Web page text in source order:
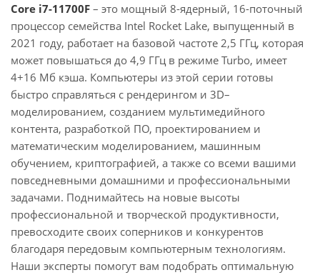
Core i7-11700F – это мощный 8-ядерный, 16-поточный
процессор семейства Intel Rocket Lake, выпущенный в
2021 году, работает на базовой частоте 2,5 ГГц, которая
может повышаться до 4,9 ГГц в режиме Turbo, имеет
4+16 Мб кэша. Компьютеры из этой серии готовы
быстро справляться с рендерингом и 3D–
моделированием, созданием мультимедийного
контента, разработкой ПО, проектированием и
математическим моделированием, машинным
обучением, криптографией, а также со всеми вашими
повседневными домашними и профессиональными
задачами. Поднимайтесь на новые высоты
профессиональной и творческой продуктивности,
превосходите своих соперников и конкурентов
благодаря передовым компьютерным технологиям.
Наши эксперты помогут вам подобрать оптимальную